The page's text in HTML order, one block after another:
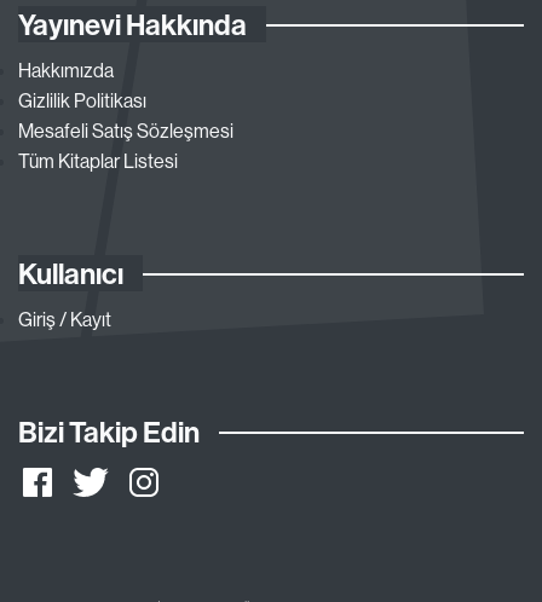
Yayınevi Hakkında
Hakkımızda
Gizlilik Politikası
Mesafeli Satış Sözleşmesi
Tüm Kitaplar Listesi
Kullanıcı
Giriş / Kayıt
Bizi Takip Edin